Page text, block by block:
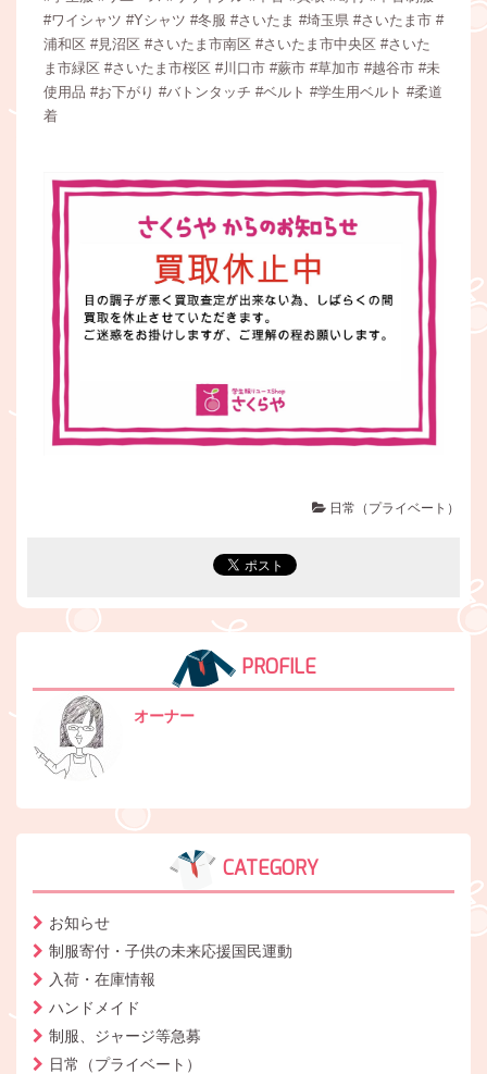
#ワイシャツ #Yシャツ #冬服 #さいたま #埼玉県 #さいたま市 #
浦和区 #見沼区 #さいたま市南区 #さいたま市中央区 #さいた
ま市緑区 #さいたま市桜区 #川口市 #蕨市 #草加市 #越谷市 #未
使用品 #お下がり #バトンタッチ #ベルト #学生用ベルト #柔道
着
日常（プライベート）
PROFILE
オーナー
CATEGORY
お知らせ
制服寄付・子供の未来応援国民運動
入荷・在庫情報
ハンドメイド
制服、ジャージ等急募
日常（プライベート）